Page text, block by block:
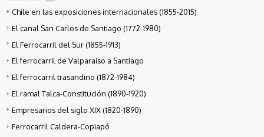
Chile en las exposiciones internacionales (1855-2015)
El canal San Carlos de Santiago (1772-1980)
El Ferrocarril del Sur (1855-1913)
El ferrocarril de Valparaíso a Santiago
El ferrocarril trasandino (1872-1984)
El ramal Talca-Constitución (1890-1920)
Empresarios del siglo XIX (1820-1890)
Ferrocarril Caldera-Copiapó